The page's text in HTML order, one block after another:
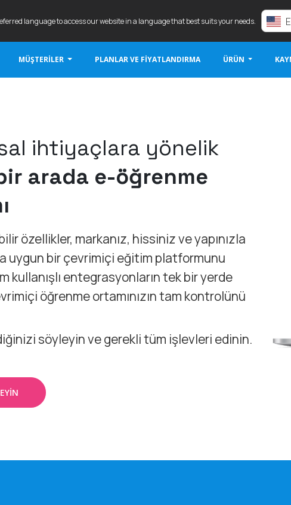
language to access our website in a language that best suits your needs.
MÜŞTERILER PLANLAR VE FIYATLANDIRMA ÜRÜN
ihtiyaçlara yönelik
arada e-öğrenme
özellikler, markanız, hissiniz ve yapınızla
uygun bir çevrimiçi eğitim platformunu
kullanışlı entegrasyonların tek bir yerde
öğrenme ortamınızın tam kontrolünü
söyleyin ve gerekli tüm işlevleri edinin.